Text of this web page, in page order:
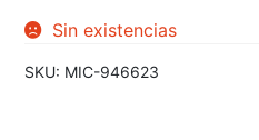
Sin existencias
SKU: MIC-946623